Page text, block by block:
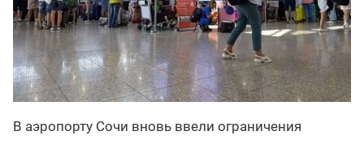
В аэропорту Сочи вновь ввели ограничения